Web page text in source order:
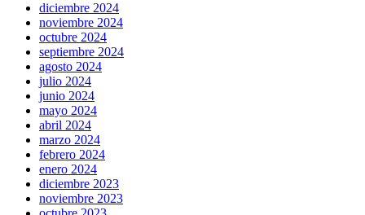
diciembre 2024
noviembre 2024
octubre 2024
septiembre 2024
agosto 2024
julio 2024
junio 2024
mayo 2024
abril 2024
marzo 2024
febrero 2024
enero 2024
diciembre 2023
noviembre 2023